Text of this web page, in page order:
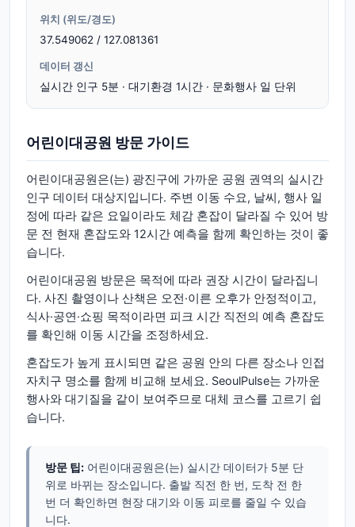
위치 (위도/경도)
37.549062 / 127.081361
데이터 갱신
실시간 인구 5분 · 대기환경 1시간 · 문화행사 일 단위
어린이대공원 방문 가이드
어린이대공원은(는) 광진구에 가까운 공원 권역의 실시간
인구 데이터 대상지입니다. 주변 이동 수요, 날씨, 행사 일
정에 따라 같은 요일이라도 체감 혼잡이 달라질 수 있어 방
문 전 현재 혼잡도와 12시간 예측을 함께 확인하는 것이 좋
습니다.
어린이대공원 방문은 목적에 따라 권장 시간이 달라집니
다. 사진 촬영이나 산책은 오전·이른 오후가 안정적이고,
식사·공연·쇼핑 목적이라면 피크 시간 직전의 예측 혼잡도
를 확인해 이동 시간을 조정하세요.
혼잡도가 높게 표시되면 같은 공원 안의 다른 장소나 인접
자치구 명소를 함께 비교해 보세요. SeoulPulse는 가까운
행사와 대기질을 같이 보여주므로 대체 코스를 고르기 쉽
습니다.
방문 팁: 어린이대공원은(는) 실시간 데이터가 5분 단
위로 바뀌는 장소입니다. 출발 직전 한 번, 도착 전 한
번 더 확인하면 현장 대기와 이동 피로를 줄일 수 있습
니다.